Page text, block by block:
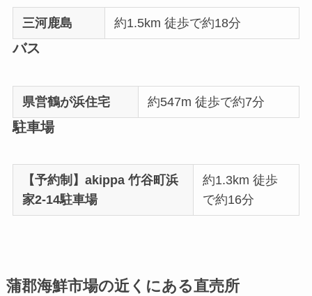
三河鹿島 約1.5km 徒歩で約18分
バス
県営鶴が浜住宅 約547m 徒歩で約7分
駐車場
【予約制】akippa 竹谷町浜
家2-14駐車場
約1.3km 徒歩
で約16分
蒲郡海鮮市場の近くにある直売所